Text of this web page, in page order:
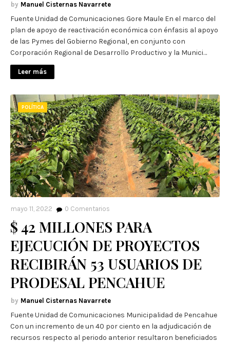
Manuel Cisternas Navarrete
Fuente Unidad de Comunicaciones Gore Maule En el marco del
plan de apoyo de reactivación económica con énfasis al apoyo
de las Pymes del Gobierno Regional, en conjunto con
Corporación Regional de Desarrollo Productivo y la Munici…
Leer más
POLÍTICA
mayo 11, 2022 0 Comentarios
$ 42 MILLONES PARA
EJECUCIÓN DE PROYECTOS
RECIBIRÁN 53 USUARIOS DE
PRODESAL PENCAHUE
Manuel Cisternas Navarrete
Fuente Unidad de Comunicaciones Municipalidad de Pencahue
Con un incremento de un 40 por ciento en la adjudicación de
recursos respecto al periodo anterior resultaron beneficiados